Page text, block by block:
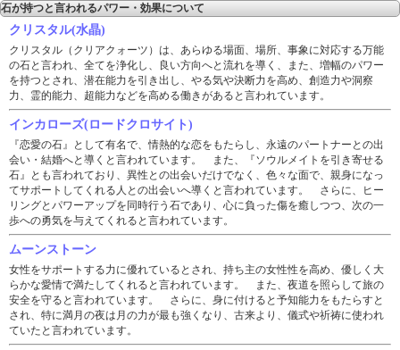
石が持つと言われるパワー・効果について
クリスタル(水晶)
クリスタル（クリアクォーツ）は、あらゆる場面、場所、事象に対応する万能
の石と言われ、全てを浄化し、良い方向へと流れを導く、また、増幅のパワー
を持つとされ、潜在能力を引き出し、やる気や決断力を高め、創造力や洞察
力、霊的能力、超能力などを高める働きがあると言われています。
インカローズ(ロードクロサイト)
『恋愛の石』として有名で、情熱的な恋をもたらし、永遠のパートナーとの出
会い・結婚へと導くと言われています。 また、『ソウルメイトを引き寄せる
石』とも言われており、異性との出会いだけでなく、色々な面で、親身になっ
てサポートしてくれる人との出会いへ導くと言われています。 さらに、ヒー
リングとパワーアップを同時行う石であり、心に負った傷を癒しつつ、次の一
歩への勇気を与えてくれると言われています。
ムーンストーン
女性をサポートする力に優れているとされ、持ち主の女性性を高め、優しく大
らかな愛情で満たしてくれると言われています。 また、夜道を照らして旅の
安全を守ると言われています。 さらに、身に付けると予知能力をもたらすと
され、特に満月の夜は月の力が最も強くなり、古来より、儀式や祈祷に使われ
ていたと言われています。